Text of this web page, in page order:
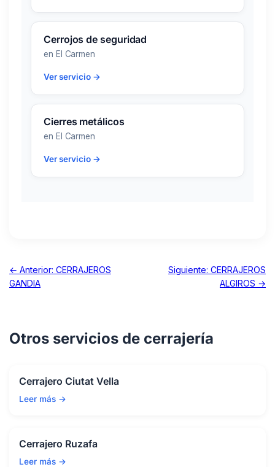
Cerrojos de seguridad
en El Carmen
Ver servicio →
Cierres metálicos
en El Carmen
Ver servicio →
← Anterior: CERRAJEROS
GANDIA
Siguiente: CERRAJEROS
ALGIROS →
Otros servicios de cerrajería
Cerrajero Ciutat Vella
Leer más →
Cerrajero Ruzafa
Leer más →